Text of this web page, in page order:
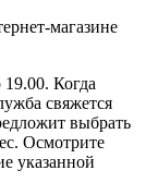
магазине
19.00. Когда
свяжется
выбрать
Осмотрите
указанной